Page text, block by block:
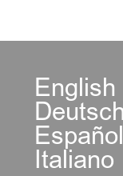
English
Italiano